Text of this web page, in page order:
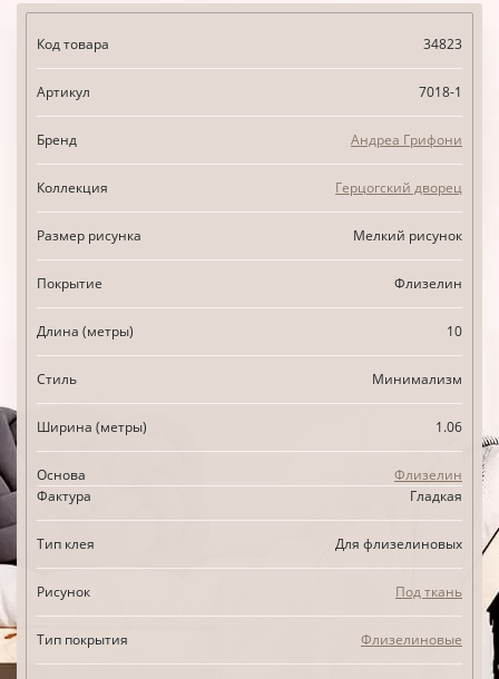
Код товара 34823
Артикул 7018-1
Бренд Андреа Грифони
Коллекция Герцогский дворец
Размер рисунка Мелкий рисунок
Покрытие Флизелин
Длина (метры) 10
Стиль Минимализм
Ширина (метры) 1.06
Основа
Флизелин
Фактура
Гладкая
Тип клея Для флизелиновых
Рисунок Под ткань
Тип покрытия Флизелиновые